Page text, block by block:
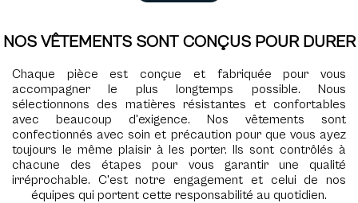
NOS VÊTEMENTS SONT CONÇUS POUR DURER
Chaque pièce est conçue et fabriquée pour vous
accompagner le plus longtemps possible. Nous
sélectionnons des matières résistantes et confortables
avec beaucoup d'exigence. Nos vêtements sont
confectionnés avec soin et précaution pour que vous ayez
toujours le même plaisir à les porter. Ils sont contrôlés à
chacune des étapes pour vous garantir une qualité
irréprochable. C'est notre engagement et celui de nos
équipes qui portent cette responsabilité au quotidien.